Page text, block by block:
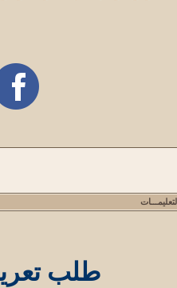
التعليمـــات
طلب